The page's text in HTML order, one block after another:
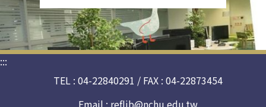
:::
TEL : 04-22840291 / FAX : 04-22873454